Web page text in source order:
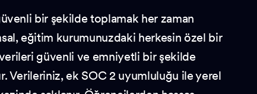
bir şekilde toplamak her zaman
eğitim kurumunuzdaki herkesin özel bir
güvenli ve emniyetli bir şekilde
Verileriniz, ek SOC 2 uyumluluğu ile yerel